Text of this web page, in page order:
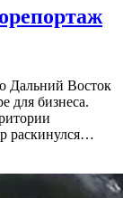
Дальний Восток
для бизнеса.
раскинулся…